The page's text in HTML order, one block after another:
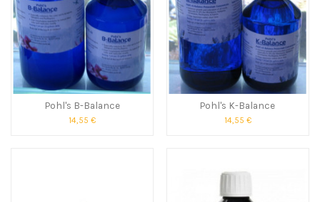
Pohl's B-Balance
14,55 €
Pohl's K-Balance
14,55 €